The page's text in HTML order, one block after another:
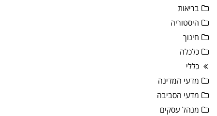
בריאות
היסטוריה
חינוך
כלכלה
כללי
מדעי המדינה
מדעי הסביבה
מנהל עסקים